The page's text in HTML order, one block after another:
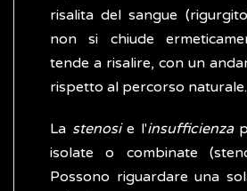
risalita del sangue
non si chiude
tende a risalire, con un
rispetto al percorso naturale.
La stenosie l'insufficienza
isolate o combinate
Possono riguardare una